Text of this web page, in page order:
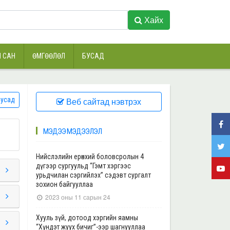
Хайх
САН ӨМГӨӨЛӨЛ БУСАД
Веб сайтад нэвтрэх
МЭДЭЭ МЭДЭЭЛЭЛ
Нийслэлийн ерөнхий боловсролын 4
дүгээр сургуульд “Гэмт хэргээс
урьдчилан сэргийлэх” сэдэвт сургалт
зохион байгууллаа
2023 оны 11 сарын 24
Хууль зүй, дотоод хэргийн яамны
“Хүндэт жуух бичиг”-ээр шагнууллаа